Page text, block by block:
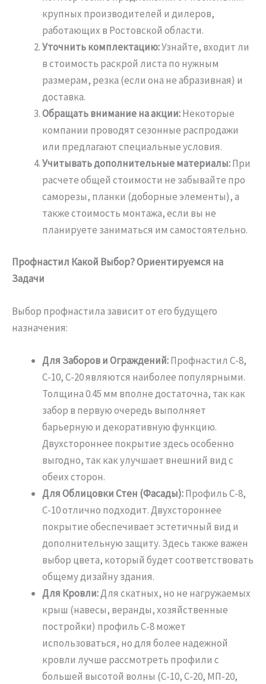
крупных производителей и дилеров,
работающих в Ростовской области.
Уточнить комплектацию:Узнайте, входит ли
в стоимость раскрой листа по нужным
размерам, резка (если она не абразивная) и
доставка.
Обращать внимание на акции:Некоторые
компании проводят сезонные распродажи
или предлагают специальные условия.
Учитывать дополнительные материалы:При
расчете общей стоимости не забывайте про
саморезы, планки (доборные элементы), а
также стоимость монтажа, если вы не
планируете заниматься им самостоятельно.
Профнастил Какой Выбор? Ориентируемся на
Задачи
Выбор профнастила зависит от его будущего
назначения:
Для Заборов и Ограждений:Профнастил С-8,
С-10, С-20 являются наиболее популярными.
Толщина 0.45 мм вполне достаточна, так как
забор в первую очередь выполняет
барьерную и декоративную функцию.
Двухстороннее покрытие здесь особенно
выгодно, так как улучшает внешний вид с
обеих сторон.
Для Облицовки Стен (Фасады):Профиль С-8,
С-10 отлично подходит. Двухстороннее
покрытие обеспечивает эстетичный вид и
дополнительную защиту. Здесь также важен
выбор цвета, который будет соответствовать
общему дизайну здания.
Для Кровли:Для скатных, но не нагружаемых
крыш (навесы, веранды, хозяйственные
постройки) профиль С-8 может
использоваться, но для более надежной
кровли лучше рассмотреть профили с
большей высотой волны (С-10, С-20, МП-20,